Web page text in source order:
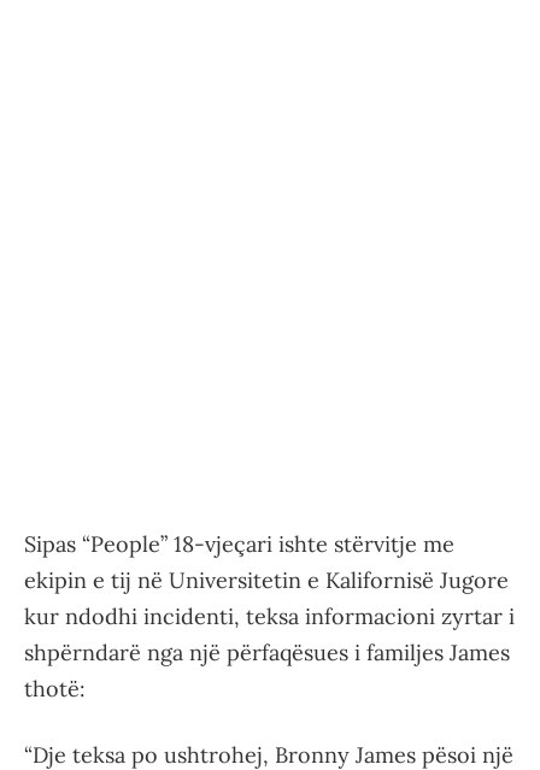
Sipas “People” 18-vjeçari ishte stërvitje me
ekipin e tij në Universitetin e Kalifornisë Jugore
kur ndodhi incidenti, teksa informacioni zyrtar i
shpërndarë nga një përfaqësues i familjes James
thotë:
“Dje teksa po ushtrohej, Bronny James pësoi një